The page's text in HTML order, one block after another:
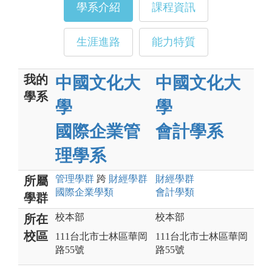
學系介紹 課程資訊
生涯進路 能力特質
我的
學系
中國文化大
學
國際企業管
理學系
中國文化大
學
會計學系
所屬
學群
管理學群 跨 財經學群
國際企業學類
財經學群
會計學類
所在
校區
校本部
111台北市士林區華岡
路55號
校本部
111台北市士林區華岡
路55號